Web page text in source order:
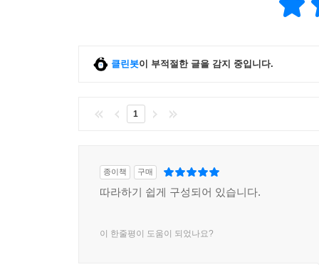
클린봇이 부적절한 글을 감지 중입니다.
1
종이책 구매
따라하기 쉽게 구성되어 있습니다.
이 한줄평이 도움이 되었나요?